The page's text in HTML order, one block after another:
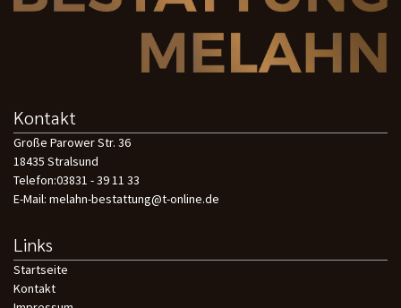
Kontakt
Große Parower Str. 36
18435 Stralsund
Telefon:03831 - 39 11 33
E-Mail: melahn-bestattung@t-online.de
Links
Startseite
Kontakt